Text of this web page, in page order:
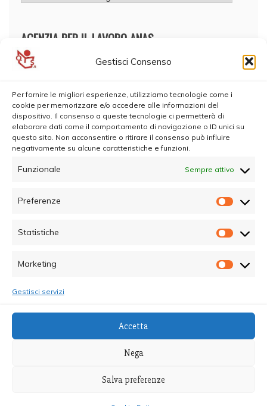
Gestisci Consenso
Per fornire le migliori esperienze, utilizziamo tecnologie come i
cookie per memorizzare e/o accedere alle informazioni del
dispositivo. Il consenso a queste tecnologie ci permetterà di
elaborare dati come il comportamento di navigazione o ID unici su
questo sito. Non acconsentire o ritirare il consenso può influire
negativamente su alcune caratteristiche e funzioni.
Funzionale Sempre attivo
Preferenze
Statistiche
Marketing
Gestisci servizi
Accetta
Nega
Salva preferenze
AGENZIA PER IL LAVORO ANAS
96015470825 - Testata Giornalistica online Registrata
al Tribunale di Palermo - Direttore Responsabile dott.ssa
Proudly powered by WordPress|Theme: Recent News